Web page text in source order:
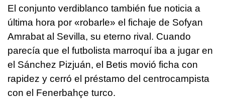
El conjunto verdiblanco también fue noticia a
última hora por «robarle» el fichaje de Sofyan
Amrabat al Sevilla, su eterno rival. Cuando
parecía que el futbolista marroquí iba a jugar en
el Sánchez Pizjuán, el Betis movió ficha con
rapidez y cerró el préstamo del centrocampista
con el Fenerbahçe turco.